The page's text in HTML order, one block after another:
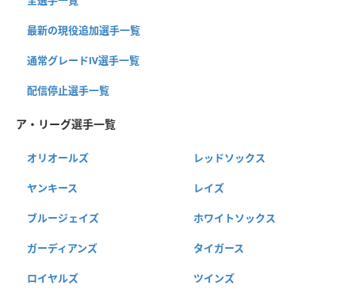
最新の現役追加選手一覧
通常グレードⅣ選手一覧
配信停止選手一覧
ア・リーグ選手一覧
オリオールズ レッドソックス
ヤンキース レイズ
ブルージェイズ ホワイトソックス
ガーディアンズ タイガース
ロイヤルズ ツインズ